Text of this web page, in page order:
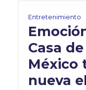
Entretenimiento
Casa
México
nueva